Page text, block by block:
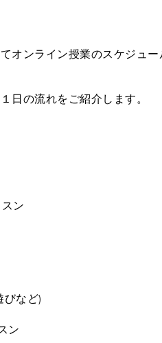
オンライン授業のスケジュー
日の流れをご紹介します。
ン
など)
ン